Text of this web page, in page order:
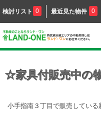
検討リスト 0 最近見た物件 0
☆家具付販売中の
小手指南３丁目で販売している